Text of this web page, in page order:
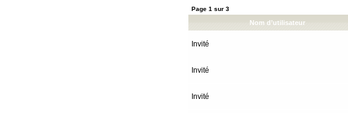
Page 1 sur 3
Nom d’utilisateur
Invité
Invité
Invité